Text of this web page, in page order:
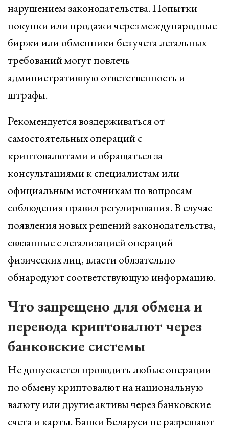
нарушением законодательства. Попытки
покупки или продажи через международные
биржи или обменники без учета легальных
требований могут повлечь
административную ответственность и
штрафы.
Рекомендуется воздерживаться от
самостоятельных операций с
криптовалютами и обращаться за
консультациями к специалистам или
официальным источникам по вопросам
соблюдения правил регулирования. В случае
появления новых решений законодательства,
связанные с легализацией операций
физических лиц, власти обязательно
обнародуют соответствующую информацию.
Что запрещено для обмена и
перевода криптовалют через
банковские системы
Не допускается проводить любые операции
по обмену криптовалют на национальную
валюту или другие активы через банковские
счета и карты. Банки Беларуси не разрешают